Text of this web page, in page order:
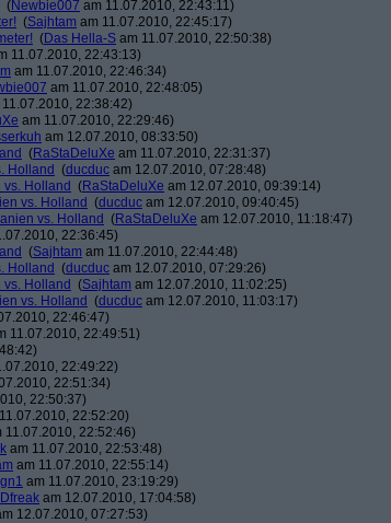
(Newbie007 am 11.07.2010, 22:43:11)
(Sajhtam am 11.07.2010, 22:45:17)
(Das Hella-S am 11.07.2010, 22:50:38)
11.07.2010, 22:43:13)
am 11.07.2010, 22:46:34)
am 11.07.2010, 22:48:05)
22:38:42)
am 11.07.2010, 22:29:46)
am 12.07.2010, 08:33:50)
(RaStaDeluXe am 11.07.2010, 22:31:37)
Holland (ducduc am 12.07.2010, 07:28:48)
vs. Holland (RaStaDeluXe am 12.07.2010, 09:39:14)
vs. Holland (ducduc am 12.07.2010, 09:40:45)
vs. Holland (RaStaDeluXe am 12.07.2010, 11:18:47)
22:36:45)
(Sajhtam am 11.07.2010, 22:44:48)
Holland (ducduc am 12.07.2010, 07:29:26)
vs. Holland (Sajhtam am 12.07.2010, 11:02:25)
vs. Holland (ducduc am 12.07.2010, 11:03:17)
22:46:47)
11.07.2010, 22:49:51)
22:49:22)
22:51:34)
22:50:37)
22:52:20)
11.07.2010, 22:52:46)
am 11.07.2010, 22:53:48)
am 11.07.2010, 22:55:14)
am 11.07.2010, 23:19:29)
am 12.07.2010, 17:04:58)
12.07.2010, 07:27:53)